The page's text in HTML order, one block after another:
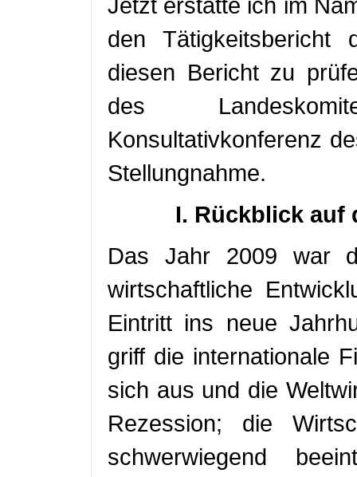
Jetzt erstatte ich im
den
diesen Bericht zu
des
Konsultativkonferenz
Stellungnahme.
I. Rückblick auf
Das Jahr 2009 war
wirtschaftliche
Eintritt ins neue
griff die internationale
sich aus und die
Rezession; die
schwerwiegend